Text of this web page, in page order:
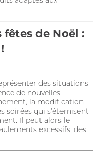
de Noël :
des situations
de nouvelles
la modification
soirées qui s’éternisent
Il peut alors le
excessifs, des